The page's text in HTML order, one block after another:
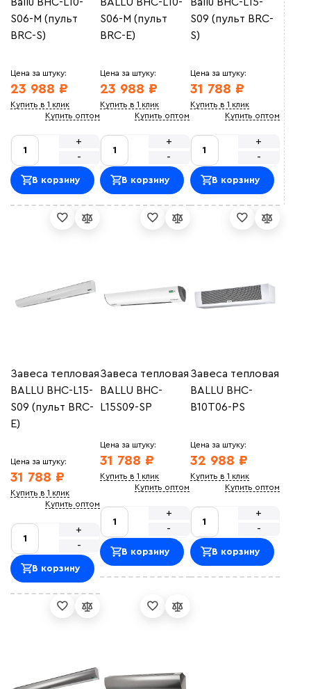
Ballu BHC-L10-
S06-M (пульт
BRC-S)
Цена за штуку:
23 988 ₽
Купить в 1 клик
Купить оптом
-
+
В корзину
BALLU BHC-L10-
S06-M (пульт
BRC-E)
Цена за штуку:
23 988 ₽
Купить в 1 клик
Купить оптом
-
+
В корзину
Ballu BHC-L15-
S09 (пульт BRC-
S)
Цена за штуку:
31 788 ₽
Купить в 1 клик
Купить оптом
-
+
В корзину
Завеса тепловая
BALLU BHC-L15-
S09 (пульт BRC-
E)
Цена за штуку:
31 788 ₽
Купить в 1 клик
Купить оптом
-
+
В корзину
Завеса тепловая
BALLU BHC-
L15S09-SP
Цена за штуку:
31 788 ₽
Купить в 1 клик
Купить оптом
-
+
В корзину
Завеса тепловая
BALLU BHC-
B10T06-PS
Цена за штуку:
32 988 ₽
Купить в 1 клик
Купить оптом
-
+
В корзину